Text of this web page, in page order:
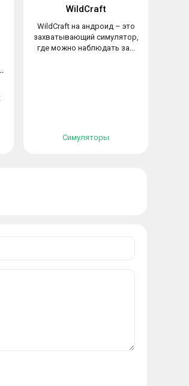
WildCraft
WildCraft на андроид – это
захватывающий симулятор,
где можно наблюдать за...
Симуляторы